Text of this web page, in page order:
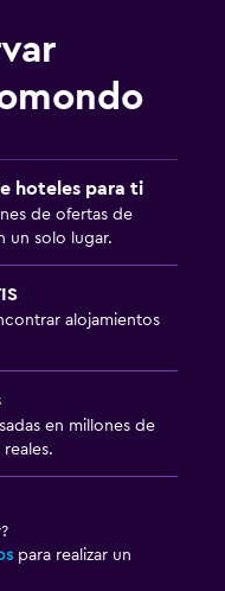
hoteles para ti
de ofertas de
un solo lugar.
alojamientos
en millones de
para realizar un